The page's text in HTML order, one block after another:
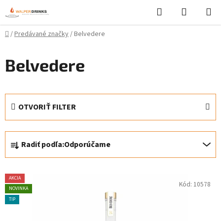
Prejsť
na
obsah
Hľadať
KOŠÍK
Domov
/Predávané značky/Belvedere
Belvedere
OTVORIŤ FILTER
a
d
e
n
i
Radiť podľa:Odporúčame
V
ý
p
AKCIA
NOVINKA
TIP
Kód: 10578